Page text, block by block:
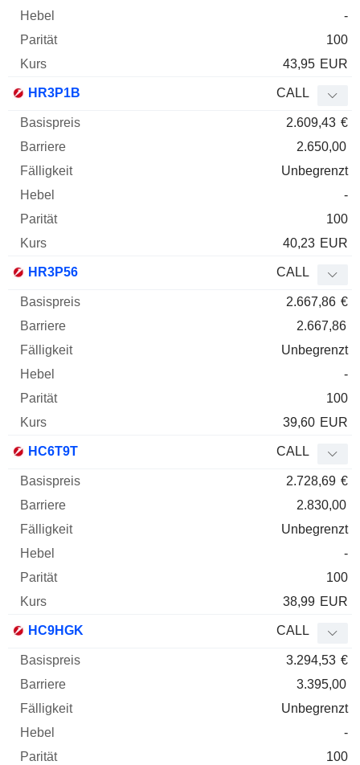
-
100
43,95 EUR
HR3P1B CALL
2.609,43 €
2.650,00
Unbegrenzt
-
100
40,23 EUR
HR3P56 CALL
2.667,86 €
2.667,86
Unbegrenzt
-
100
39,60 EUR
HC6T9T CALL
2.728,69 €
2.830,00
Unbegrenzt
-
100
38,99 EUR
HC9HGK CALL
3.294,53 €
3.395,00
Unbegrenzt
-
100